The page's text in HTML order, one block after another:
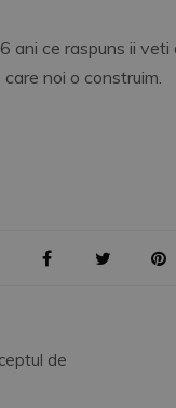
ce raspuns ii veti
noi o construim.
de